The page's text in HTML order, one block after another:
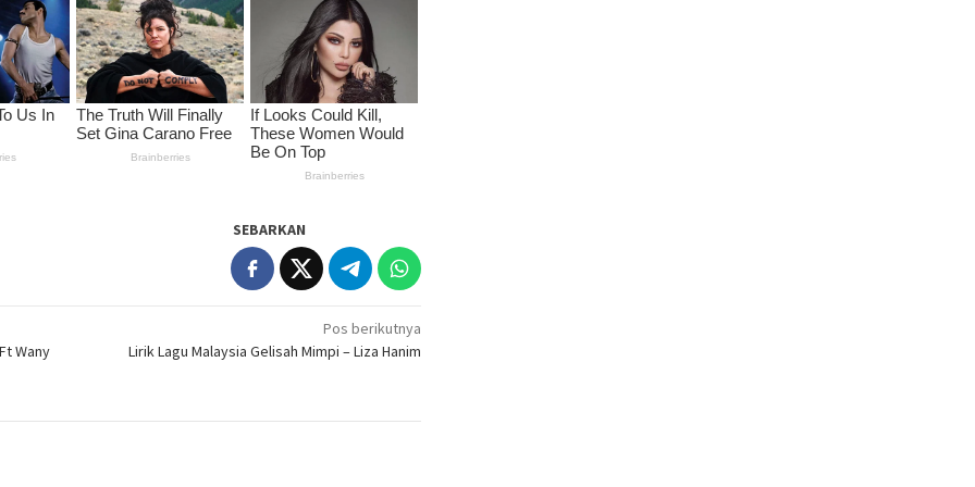
SEBARKAN
Wany
Pos berikutnya
Lirik Lagu Malaysia Gelisah Mimpi – Liza Hanim